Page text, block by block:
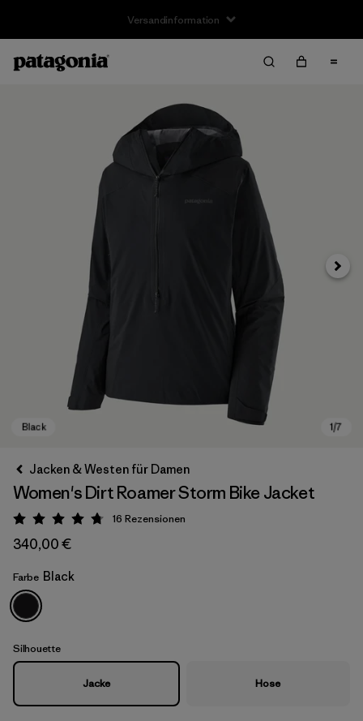
Black
Jacken & Westen für Damen
Women's Dirt Roamer Storm Bike Jacket
Bewertung: 4.8 / 5
16 Rezensionen
340,00 €
Farbe Black
Silhouette
Jacke Hose